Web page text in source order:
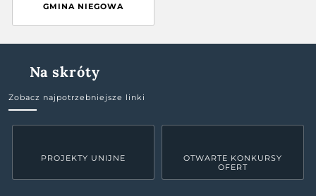
GMINA NIEGOWA
Na skróty
Zobacz najpotrzebniejsze linki
PROJEKTY UNIJNE
OTWARTE KONKURSY
OFERT